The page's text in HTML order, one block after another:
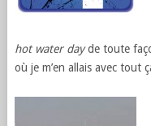
hot water dayde toute
où je m’en allais avec tout